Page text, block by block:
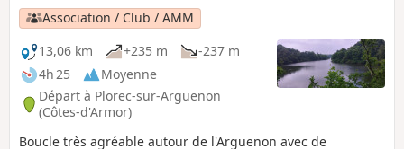
Association / Club / AMM
13,06 km
+235 m
-237 m
4h 25
Moyenne
Départ à Plorec-sur-Arguenon
(Côtes-d'Armor)
Boucle très agréable autour de l'Arguenon avec de